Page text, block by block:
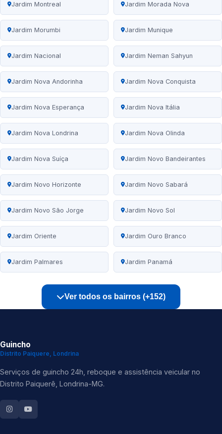
Jardim Montreal Jardim Morada Nova
Jardim Morumbi Jardim Munique
Jardim Nacional Jardim Neman Sahyun
Jardim Nova Andorinha Jardim Nova Conquista
Jardim Nova Esperança Jardim Nova Itália
Jardim Nova Londrina Jardim Nova Olinda
Jardim Nova Suíça Jardim Novo Bandeirantes
Jardim Novo Horizonte Jardim Novo Sabará
Jardim Novo São Jorge Jardim Novo Sol
Jardim Oriente Jardim Ouro Branco
Jardim Palmares Jardim Panamá
Ver todos os bairros (+152)
Guincho
Distrito Paiquere, Londrina
Serviços de guincho 24h, reboque e assistência veicular no
Distrito Paiquerê, Londrina-MG.